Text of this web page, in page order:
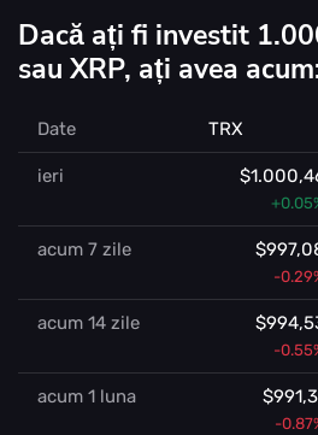
Dacă ați fi investit
sau XRP, ați avea
Date TRX
ieri
acum 7 zile
-
acum 14 zile
-
acum 1 luna
-